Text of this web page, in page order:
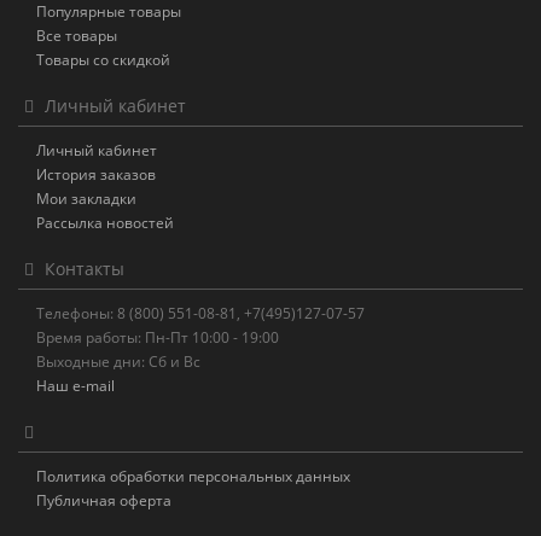
Популярные товары
Все товары
Товары со скидкой
Личный кабинет
Личный кабинет
История заказов
Мои закладки
Рассылка новостей
Контакты
Телефоны: 8 (800) 551-08-81, +7(495)127-07-57
Время работы: Пн-Пт 10:00 - 19:00
Выходные дни: Сб и Вс
Наш e-mail
Политика обработки персональных данных
Публичная оферта